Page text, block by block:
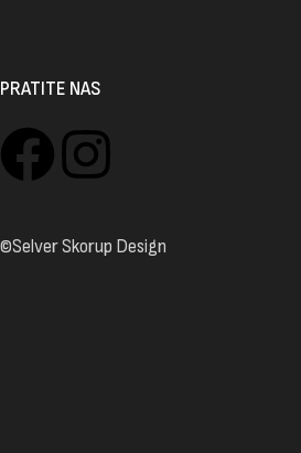
PRATITE NAS
©Selver Skorup Design